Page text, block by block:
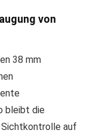
von
38 mm
bleibt die
Sichtkontrolle auf